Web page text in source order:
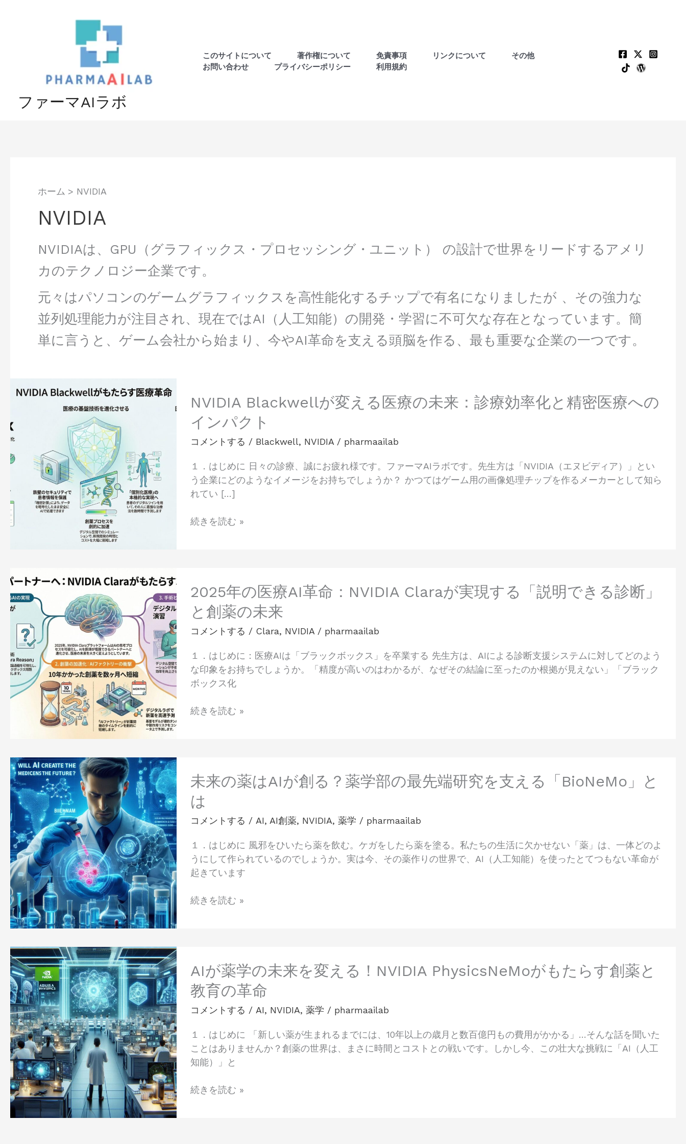
ファーマAIラボ
このサイトについて 著作権について 免責事項 リンクについて
その他
お問い合わせ
プライバシーポリシー 利用規約
ホーム NVIDIA
NVIDIA
NVIDIAは、GPU（グラフィックス・プロセッシング・ユニット） の設計で世界をリードするアメリ
カのテクノロジー企業です。
元々はパソコンのゲームグラフィックスを高性能化するチップで有名になりましたが 、その強力な
並列処理能力が注目され、現在ではAI（人工知能）の開発・学習に不可欠な存在となっています。簡
単に言うと、ゲーム会社から始まり、今やAI革命を支える頭脳を作る、最も重要な企業の一つです。
NVIDIA Blackwellが変える医療の未来：診療効率化と精密医療への
インパクト
コメントする / Blackwell, NVIDIA / pharmaailab
１．はじめに 日々の診療、誠にお疲れ様です。ファーマAIラボです。先生方は「NVIDIA（エヌビディア）」とい
う企業にどのようなイメージをお持ちでしょうか？ かつてはゲーム用の画像処理チップを作るメーカーとして知ら
れてい […]
Blackwell
変
え
医
療
の
来：
化
と
精
密
療
へ
の
ン
続きを読む »
2025年の医療AI革命：NVIDIA Claraが実現する「説明できる診断」
と創薬の未来
コメントする / Clara, NVIDIA / pharmaailab
１．はじめに：医療AIは「ブラックボックス」を卒業する 先生方は、AIによる診断支援システムに対してどのよう
な印象をお持ちでしょうか。「精度が高いのはわかるが、なぜその結論に至ったのか根拠が見えない」「ブラック
ボックス化
年
医
療
革
命：
NVIDIA
が
「説
明
で
き
診
断」
と
薬
続きを読む »
未来の薬はAIが創る？薬学部の最先端研究を支える「BioNeMo」と
は
コメントする / AI, AI創薬, NVIDIA, 薬学 / pharmaailab
１．はじめに 風邪をひいたら薬を飲む。ケガをしたら薬を塗る。私たちの生活に欠かせない「薬」は、一体どのよ
うにして作られているのでしょうか。実は今、その薬作りの世界で、AI（人工知能）を使ったとてつもない革命が
起きています
来
の
薬
は
が
創
る？
学
端
研
究
を
え
る
「BioNeMo」
は
続きを読む »
AIが薬学の未来を変える！NVIDIA PhysicsNeMoがもたらす創薬と
教育の革命
コメントする / AI, NVIDIA, 薬学 / pharmaailab
１．はじめに 「新しい薬が生まれるまでには、10年以上の歳月と数百億円もの費用がかかる」…そんな話を聞いた
ことはありませんか？創薬の世界は、まさに時間とコストとの戦いです。しかし今、この壮大な挑戦に「AI（人工
知能）」と
が
学
の
来
を
変
る！
続きを読む »